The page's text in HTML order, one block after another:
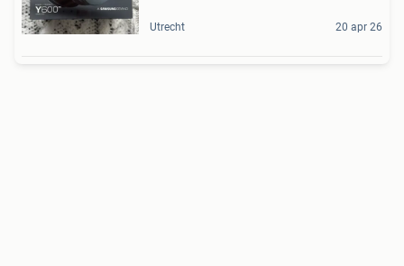
Utrecht 20 apr 26